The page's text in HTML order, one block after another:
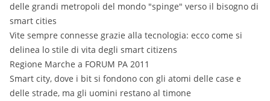
delle grandi metropoli del mondo "spinge" verso il bisogno di
smart cities
Vite sempre connesse grazie alla tecnologia: ecco come si
delinea lo stile di vita degli smart citizens
Regione Marche a FORUM PA 2011
Smart city, dove i bit si fondono con gli atomi delle case e
delle strade, ma gli uomini restano al timone